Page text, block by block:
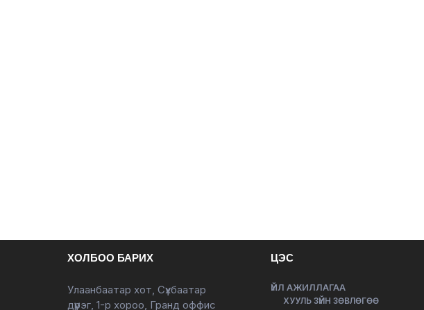
ХОЛБОО БАРИХ
Улаанбаатар хот, Сүхбаатар
дүүрэг, 1-р хороо, Гранд оффис
ЦЭС
ҮЙЛ АЖИЛЛАГАА
ХУУЛЬ ЗҮЙН ЗӨВЛӨГӨӨ